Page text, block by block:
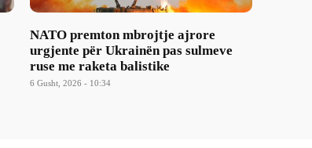
NATO premton mbrojtje ajrore
urgjente për Ukrainën pas sulmeve
ruse me raketa balistike
6 Gusht, 2026 - 10:34